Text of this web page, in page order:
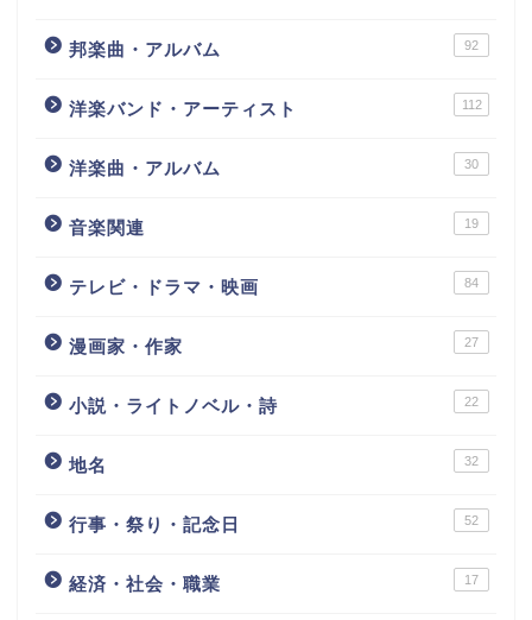
邦楽曲・アルバム 92
洋楽バンド・アーティスト 112
洋楽曲・アルバム 30
音楽関連 19
テレビ・ドラマ・映画 84
漫画家・作家 27
小説・ライトノベル・詩 22
地名 32
行事・祭り・記念日 52
経済・社会・職業 17